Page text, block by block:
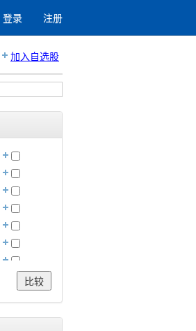
登录 注册
加入自选股
比较